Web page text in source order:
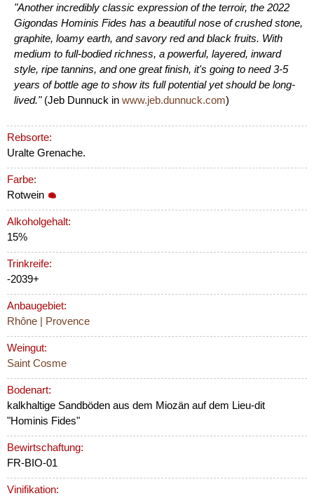
"Another incredibly classic expression of the terroir, the 2022
Gigondas Hominis Fides has a beautiful nose of crushed stone,
graphite, loamy earth, and savory red and black fruits. With
medium to full-bodied richness, a powerful, layered, inward
style, ripe tannins, and one great finish, it's going to need 3-5
years of bottle age to show its full potential yet should be long-
lived."(Jeb Dunnuck in www.jeb.dunnuck.com)
Rebsorte:
Uralte Grenache.
Farbe:
Rotwein
Alkoholgehalt:
15%
Trinkreife:
-2039+
Anbaugebiet:
Rhône | Provence
Weingut:
Saint Cosme
Bodenart:
kalkhaltige Sandböden aus dem Miozän auf dem Lieu-dit
"Hominis Fides"
Bewirtschaftung:
FR-BIO-01
Vinifikation: